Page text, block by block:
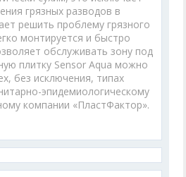
грязных разводов в
решить проблему грязного
монтируется и быстро
обслуживать зону под
плитку Sensor Aqua можно
без исключения, типах
эпидемиологическому
компании «ПластФактор».